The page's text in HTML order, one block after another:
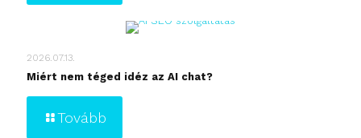
2026.07.13.
Miért nem téged idéz az AI chat?
Tovább